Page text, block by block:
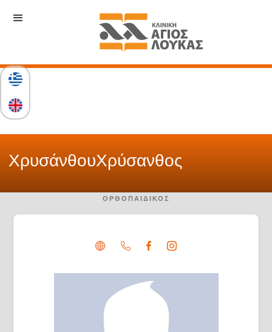
ΧρυσάνθουΧρύσανθος
ΟΡΘΟΠΑΙΔΙΚΌΣ